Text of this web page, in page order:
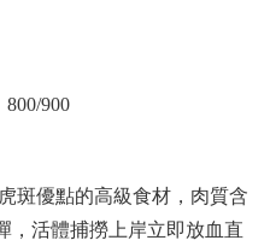
900
斑優點的高級食材，肉質含
，活體捕撈上岸立即放血直